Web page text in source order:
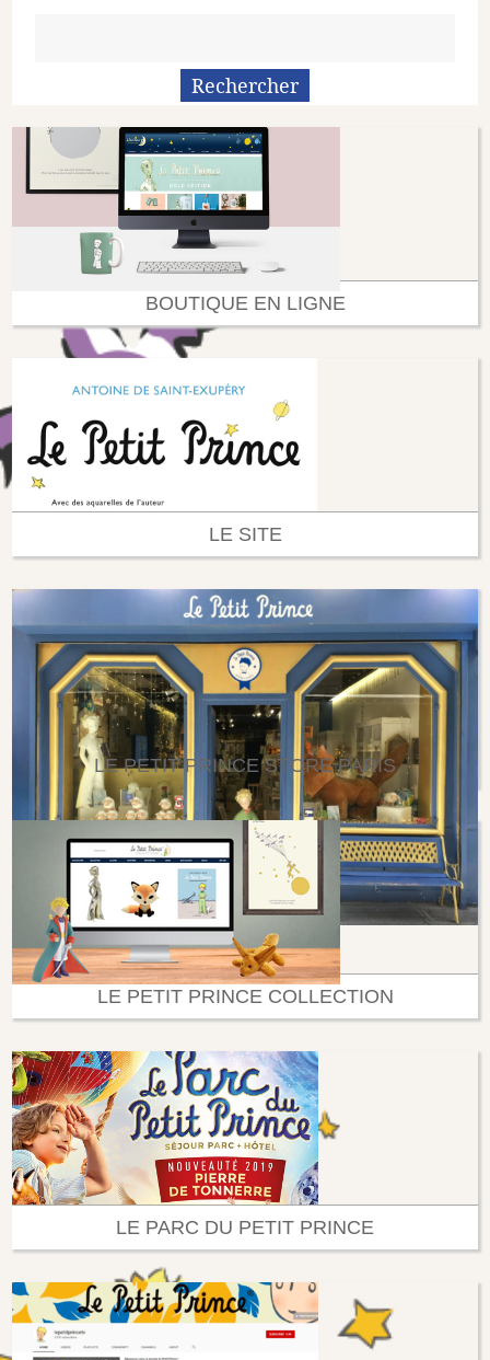
BOUTIQUE EN LIGNE
LE SITE
LE PETIT PRINCE STORE PARIS
LE PETIT PRINCE COLLECTION
LE PARC DU PETIT PRINCE